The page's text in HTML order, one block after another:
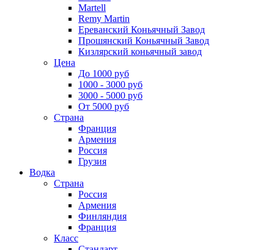
Martell
Remy Martin
Ереванский Коньячный Завод
Прошянский Коньячный Завод
Кизлярский коньячный завод
Цена
До 1000 руб
1000 - 3000 руб
3000 - 5000 руб
От 5000 руб
Страна
Франция
Армения
Россия
Грузия
Водка
Страна
Россия
Армения
Финляндия
Франция
Класс